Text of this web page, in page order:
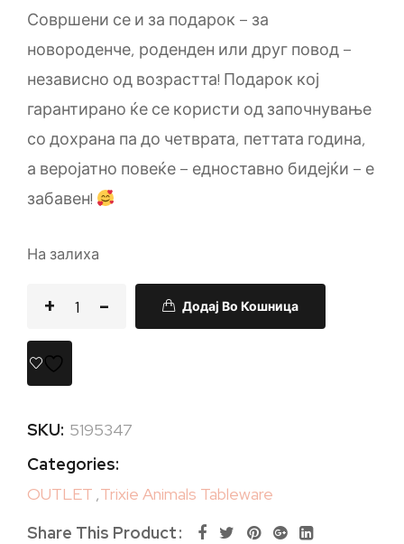
Совршени се и за подарок – за
новороденче, роденден или друг повод –
независно од возрастта! Подарок кој
гарантирано ќе се користи од започнување
со дохрана па до четврата, петтата година,
а веројатно повеќе – едноставно бидејќи – е
забавен!
На залиха
Додај Во Кошница
SKU: 5195347
Categories:
OUTLET ,Trixie Animals Tableware
Share This Product